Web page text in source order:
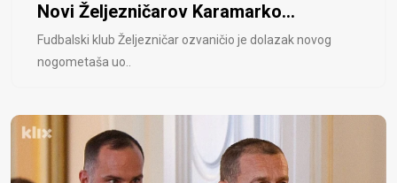
Novi Željezničarov Karamarko...
Fudbalski klub Željezničar ozvaničio je dolazak novog
nogometaša uo..